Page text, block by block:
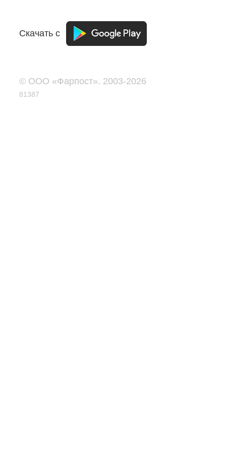
Скачать с
© ООО «Фарпост». 2003-2026
81387